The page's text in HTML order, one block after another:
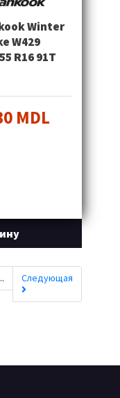
Winter
W429
R16 91T
MDL
Следующая